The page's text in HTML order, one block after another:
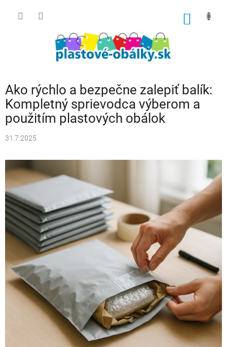
Ako rýchlo a bezpečne zalepiť balík:
Kompletný sprievodca výberom a
použitím plastových obálok
31.7.2025